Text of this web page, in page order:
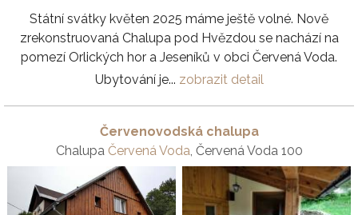
Státní svátky květen 2025 máme ještě volné. Nově
zrekonstruovaná Chalupa pod Hvězdou se nachází na
pomezí Orlických hor a Jeseníků v obci Červená Voda.
Ubytování je... zobrazit detail
Červenovodská chalupa
Chalupa Červená Voda, Červená Voda 100